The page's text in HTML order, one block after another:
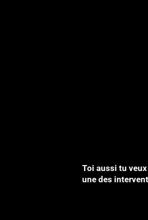
Toi aussi tu
une des